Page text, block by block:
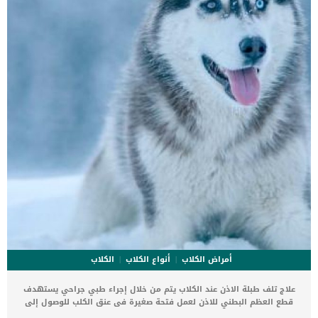
أمراض الكلاب أنواع الكلاب
الكلاب
علاج تلف طبلة الاذن عند الكلاب يتم من خلال إجراء طبي جراحي يستهدف
قطع العظم البطني للاذن لعمل فتحة صغيرة فى عنق الكلب للوصول إلى